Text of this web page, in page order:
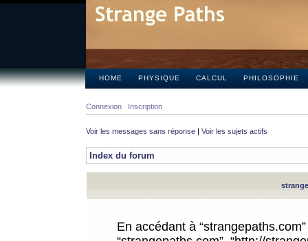
HOME PHYSIQUE CALCUL PHILOSOPHIE
Connexion Inscription
Voir les messages sans réponse | Voir les sujets actifs
Index du forum
En accédant à